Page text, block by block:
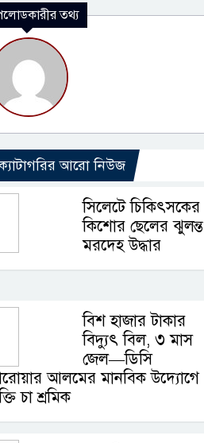
তথ্য
আরো নিউজ
সিলেটে চিকিৎসকের
কিশোর ছেলের ঝুলন্ত
মরদেহ উদ্ধার
বিশ হাজার টাকার
বিদ্যুৎ বিল, ৩ মাস
জেল—ডিসি
আলমের মানবিক উদ্যোগে
চা শ্রমিক